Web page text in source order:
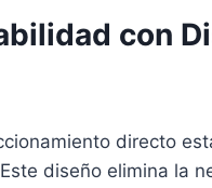
con
directo
diseño elimina la